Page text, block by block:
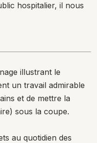
hospitalier, il nous
illustrant le
un travail admirable
et de mettre la
sous la coupe.
au quotidien des